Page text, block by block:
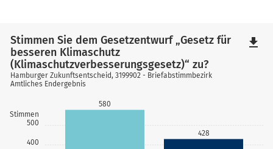
400
500
Stimmen
580
428
Stimmen Sie dem Gesetzentwurf „Gesetz für
besseren Klimaschutz
(Klimaschutzverbesserungsgesetz)“ zu?
Hamburger Zukunftsentscheid, 3199902 - Briefabstimmbezirk
Amtliches Endergebnis
file_download